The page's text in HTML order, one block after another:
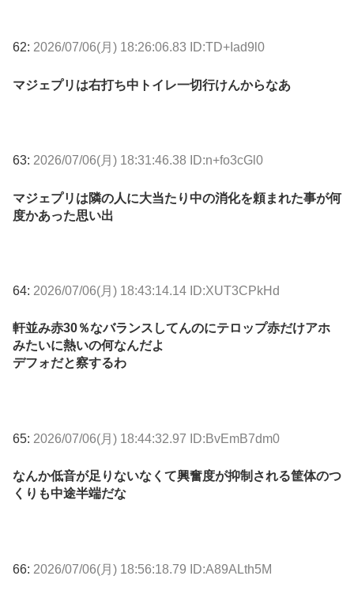
62: 2026/07/06(月) 18:26:06.83 ID:TD+Iad9l0
マジェプリは右打ち中トイレ一切行けんからなあ
63: 2026/07/06(月) 18:31:46.38 ID:n+fo3cGl0
マジェプリは隣の人に大当たり中の消化を頼まれた事が何
度かあった思い出
64: 2026/07/06(月) 18:43:14.14 ID:XUT3CPkHd
軒並み赤30％なバランスしてんのにテロップ赤だけアホ
みたいに熱いの何なんだよ
デフォだと察するわ
65: 2026/07/06(月) 18:44:32.97 ID:BvEmB7dm0
なんか低音が足りないなくて興奮度が抑制される筐体のつ
くりも中途半端だな
66: 2026/07/06(月) 18:56:18.79 ID:A89ALth5M